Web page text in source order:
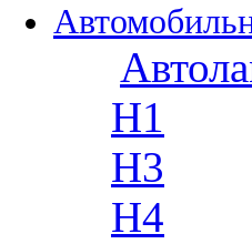
H1
H3
H4